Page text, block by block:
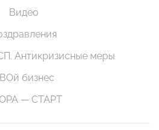
Видео
Антикризисные меры
бизнес
— СТАРТ